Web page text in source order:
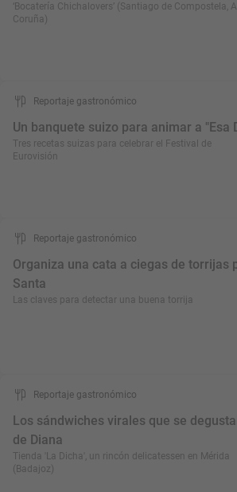
‘Bocatería Chichalovers’ (Santiago de Compostela, A
Coruña)
Reportaje gastronómico
Un banquete suizo para animar a "Esa
Tres recetas suizas para celebrar el Festival de
Eurovisión
Reportaje gastronómico
Organiza una cata a ciegas de torrijas
Santa
Las claves para detectar una buena torrija
Reportaje gastronómico
Los sándwiches virales que se
de Diana
Tienda 'La Dicha', un rincón delicatessen en Mérida
(Badajoz)